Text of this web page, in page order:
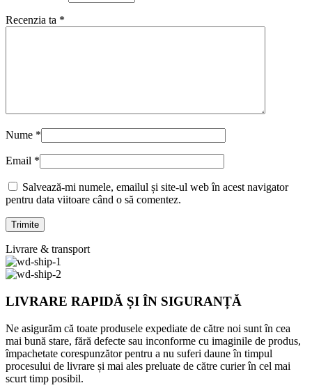
Recenzia ta *
Nume *
Email *
Salvează-mi numele, emailul și site-ul web în acest navigator
pentru data viitoare când o să comentez.
Livrare & transport
LIVRARE RAPIDĂ ȘI ÎN SIGURANȚĂ
Ne asigurăm că toate produsele expediate de către noi sunt în cea
mai bună stare, fără defecte sau inconforme cu imaginile de produs,
împachetate corespunzător pentru a nu suferi daune în timpul
procesului de livrare și mai ales preluate de către curier în cel mai
scurt timp posibil.